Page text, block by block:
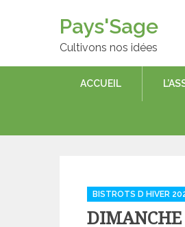
Pays'Sage
Cultivons nos idées
ACCUEIL
Categories
BISTROTS D HIVER
DIMANCHE